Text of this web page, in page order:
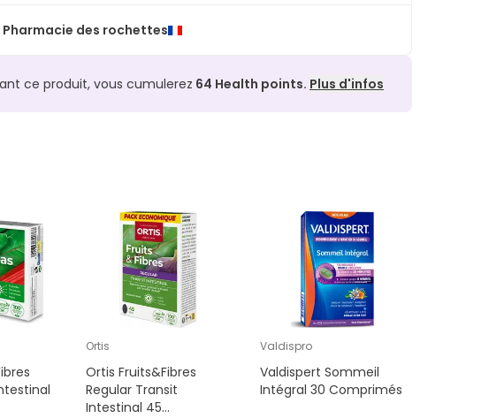
Pharmacie des rochettes
ce produit, vous cumulerez 64 Health points. Plus d'infos
Ortis
Ortis Fruits&Fibres
Regular Transit
Intestinal 45
Valdispro
Valdispert Sommeil
Intégral 30 Comprimés